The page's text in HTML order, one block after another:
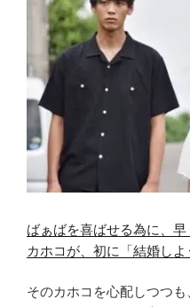
義。
ャ
ン
ャ
ン
で
OK？”
想。
「結
婚
よ
う！」
愛
る
が
悲
み
ばぁばを喜ばせる為に、
カホコが、初に「結婚しよ
そのカホコを心配しつつ